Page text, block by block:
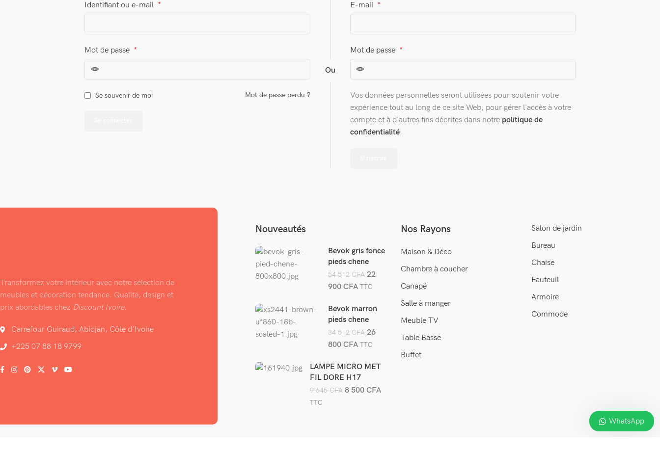
Identifiant ou e-mail *
Mot de passe *
Se souvenir de moi Mot de passe perdu ?
Ou
E-mail *
Mot de passe *
Vos données personnelles seront utilisées pour soutenir votre
expérience tout au long de ce site Web, pour gérer l'accès à votre
compte et à d'autres fins décrites dans notre politique de
confidentialité.
Transformez votre intérieur avec notre sélection de
meubles et décoration tendance. Qualité, design et
prix abordables chez Discount Ivoire.
Carrefour Guiraud, Abidjan, Côte d’Ivoire
+225 07 88 18 9799
Nouveautés
Bevok gris fonce
pieds chene
54 512CFA 22
900 CFA TTC
Bevok marron
pieds chene
34 512CFA 26
800 CFA TTC
LAMPE MICRO MET
FIL DORE H17
161940
9 645CFA 8 500CFA
TTC
Nos Rayons
Maison & Déco
Chambre à coucher
Canapé
Salle à manger
Meuble TV
Table Basse
Buffet
Salon de jardin
Bureau
Chaise
Fauteuil
Armoire
Commode
WhatsApp